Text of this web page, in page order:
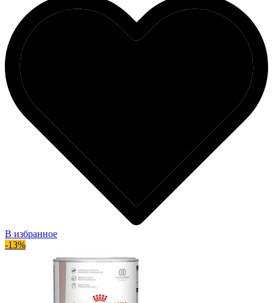
В избранное
-13%